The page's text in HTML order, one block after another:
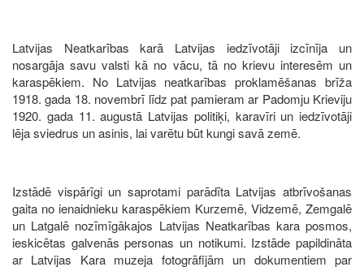
Latvijas Neatkarības karā Latvijas iedzīvotāji izcīnīja un
nosargāja savu valsti kā no vācu, tā no krievu interesēm un
karaspēkiem. No Latvijas neatkarības proklamēšanas brīža
1918. gada 18. novembrī līdz pat pamieram ar Padomju Krieviju
1920. gada 11. augustā Latvijas politiķi, karavīri un iedzīvotāji
lēja sviedrus un asinis, lai varētu būt kungi savā zemē.
Izstādē vispārīgi un saprotami parādīta Latvijas atbrīvošanas
gaita no ienaidnieku karaspēkiem Kurzemē, Vidzemē, Zemgalē
un Latgalē nozīmīgākajos Latvijas Neatkarības kara posmos,
ieskicētas galvenās personas un notikumi. Izstāde papildināta
ar Latvijas Kara muzeja fotogrāfijām un dokumentiem par